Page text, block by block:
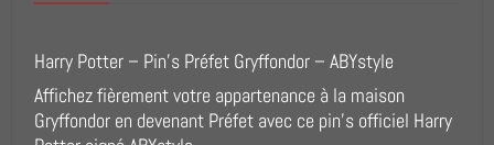
Harry Potter – Pin's Préfet Gryffondor – ABYstyle
Affichez fièrement votre appartenance à la maison
Gryffondor en devenant Préfet avec ce pin's officiel Harry